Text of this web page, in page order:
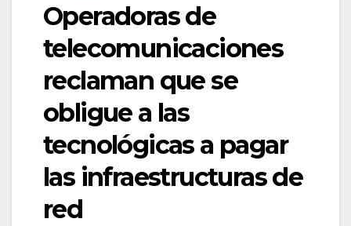
Operadoras de
telecomunicaciones
reclaman que se
obligue a las
tecnológicas a pagar
las infraestructuras de
red